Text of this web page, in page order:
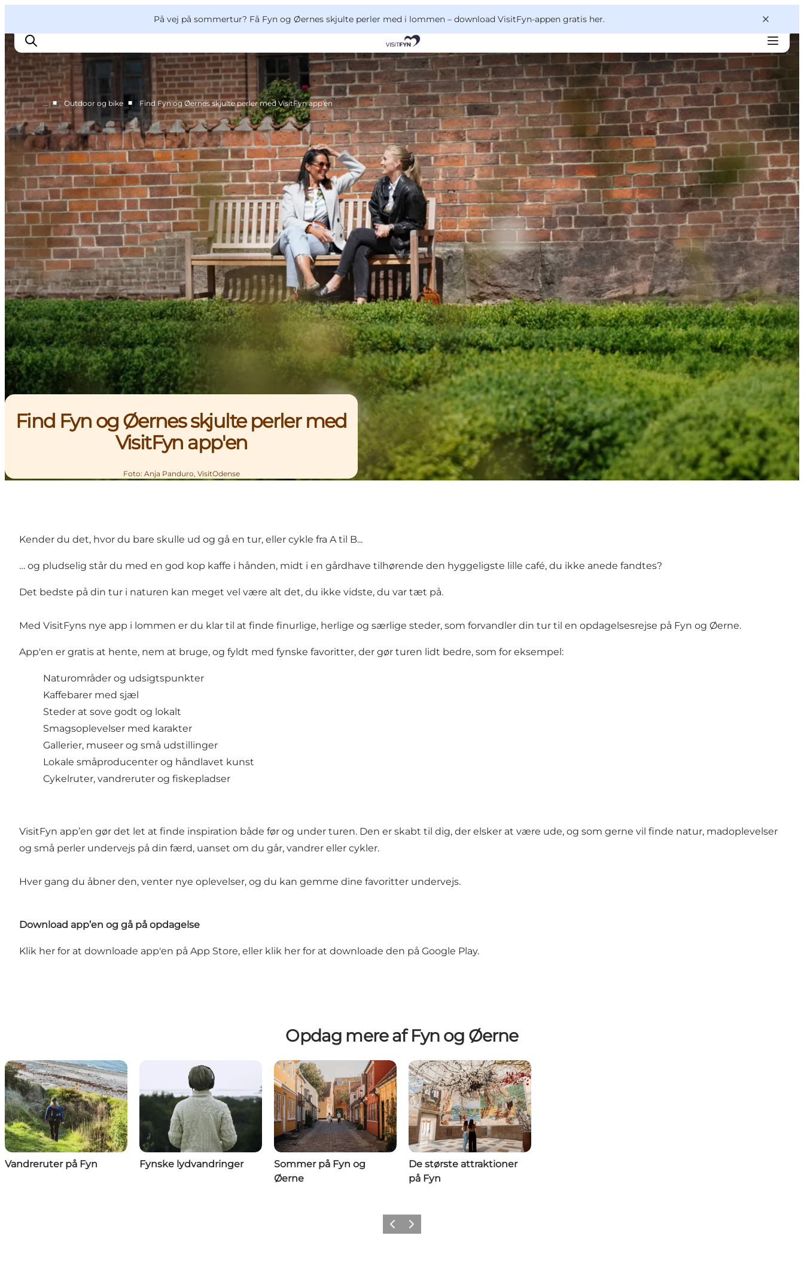
På vej på sommertur? Få Fyn og Øernes skjulte perler med i lommen – download VisitFyn-appen gratis her.
Oplevelser
Outdoor
Mad og drikke
Overnatning
Book lokale oplevelser
… ■ Outdoor og bike ■ Find Fyn og Øernes skjulte perler med VisitFyn app'en
Find Fyn og Øernes skjulte perler med
VisitFyn app'en
Foto: Anja Panduro, VisitOdense
Kender du det, hvor du bare skulle ud og gå en tur, eller cykle fra A til B...
… og pludselig står du med en god kop kaffe i hånden, midt i en gårdhave tilhørende den hyggeligste lille café, du ikke anede fandtes?
Det bedste på din tur i naturen kan meget vel være alt det, du ikke vidste, du var tæt på.
Med VisitFyns nye app i lommen er du klar til at finde finurlige, herlige og særlige steder, som forvandler din tur til en opdagelsesrejse på Fyn og Øerne.
App'en er gratis at hente, nem at bruge, og fyldt med fynske favoritter, der gør turen lidt bedre, som for eksempel:
Naturområder og udsigtspunkter
Kaffebarer med sjæl
Steder at sove godt og lokalt
Smagsoplevelser med karakter
Gallerier, museer og små udstillinger
Lokale småproducenter og håndlavet kunst
Cykelruter, vandreruter og fiskepladser
VisitFyn app’en gør det let at finde inspiration både før og under turen. Den er skabt til dig, der elsker at være ude, og som gerne vil finde natur, madoplevelser
og små perler undervejs på din færd, uanset om du går, vandrer eller cykler.
Hver gang du åbner den, venter nye oplevelser, og du kan gemme dine favoritter undervejs.
Download app’en og gå på opdagelse
Klik her for at downloade app'en på App Store, eller klik her for at downloade den på Google Play.
Opdag mere af Fyn og Øerne
Vandreruter på Fyn Fynske lydvandringer
Sommer på Fyn og
Øerne
De største attraktioner
på Fyn
ForrigeNæste